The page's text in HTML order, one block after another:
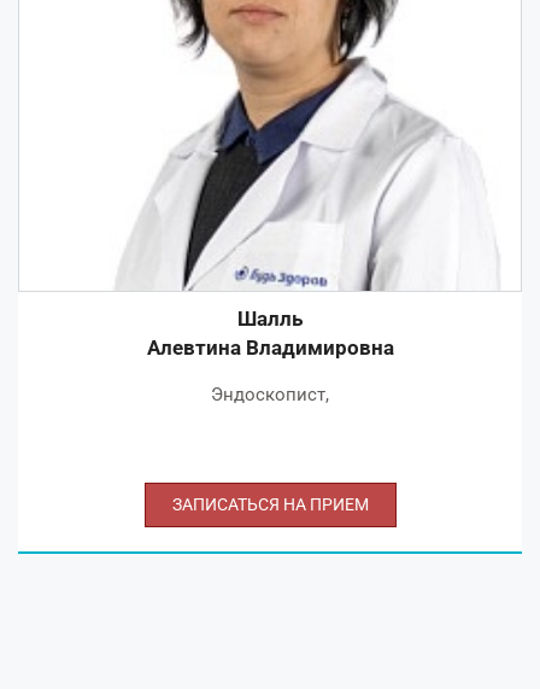
Шалль
Алевтина Владимировна
Эндоскопист,
ЗАПИСАТЬСЯ НА ПРИЕМ